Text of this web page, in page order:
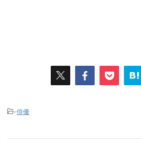
-俳優